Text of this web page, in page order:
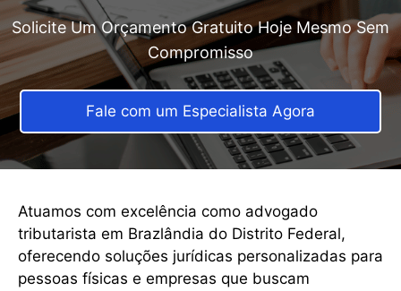
Solicite Um Orçamento Gratuito Hoje Mesmo Sem
Compromisso
Fale com um Especialista Agora
Atuamos com excelência como advogado
tributarista em Brazlândia do Distrito Federal,
oferecendo soluções jurídicas personalizadas para
pessoas físicas e empresas que buscam